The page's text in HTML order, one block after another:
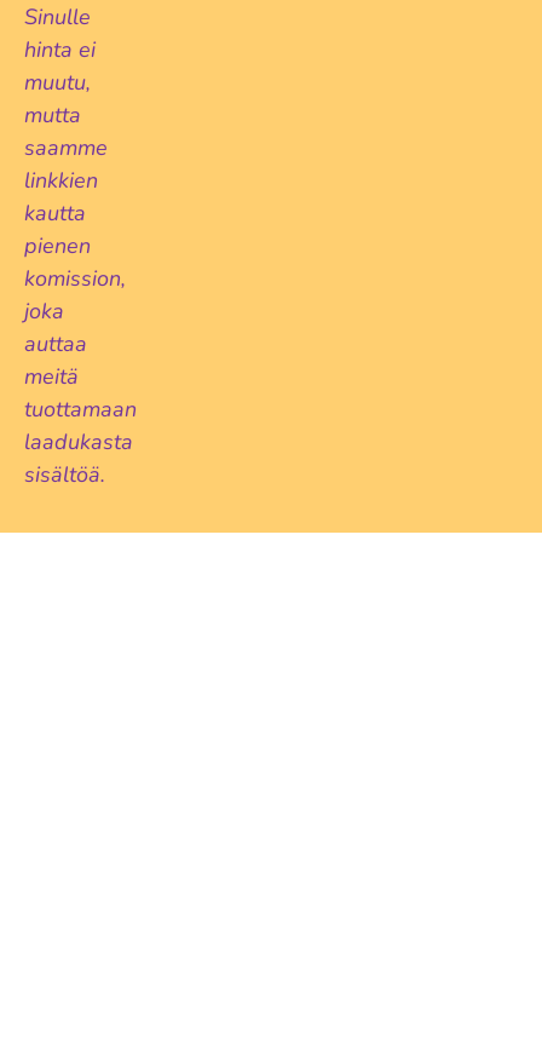
Sinulle
hinta ei
muutu,
mutta
saamme
linkkien
kautta
pienen
komission,
joka
auttaa
meitä
tuottamaan
laadukasta
sisältöä.